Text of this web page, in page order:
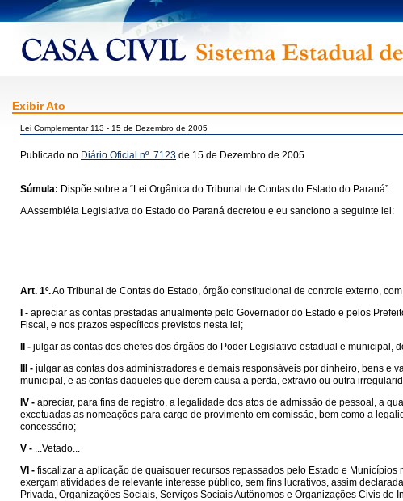
Exibir Ato
Lei Complementar 113 - 15 de Dezembro de 2005
Publicado no Diário Oficial nº. 7123 de 15 de Dezembro de 2005
Súmula: Dispõe sobre a “Lei Orgânica do Tribunal de Contas do Estado do Paraná”.
A Assembléia Legislativa do Estado do Paraná decretou e eu sanciono a seguinte lei:
Art. 1º.Ao Tribunal de Contas do Estado, órgão constitucional de controle externo,
I - apreciar as contas prestadas anualmente pelo Governador do Estado e pelos
Fiscal, e nos prazos específicos previstos nesta lei;
II - julgar as contas dos chefes dos órgãos do Poder Legislativo estadual e municipal,
III - julgar as contas dos administradores e demais responsáveis por dinheiro, bens e
municipal, e as contas daqueles que derem causa a perda, extravio ou outra
IV - apreciar, para fins de registro, a legalidade dos atos de admissão de pessoal, a
excetuadas as nomeações para cargo de provimento em comissão, bem como a
concessório;
V - ...Vetado...
VI - fiscalizar a aplicação de quaisquer recursos repassados pelo Estado e
exerçam atividades de relevante interesse público, sem fins lucrativos, assim
Privada, Organizações Sociais, Serviços Sociais Autônomos e Organizações Civis